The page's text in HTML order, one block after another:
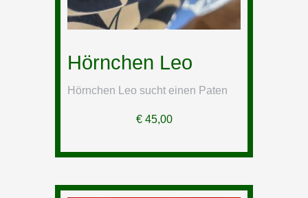
Hörnchen Leo
Hörnchen Leo sucht einen Paten
€45,00